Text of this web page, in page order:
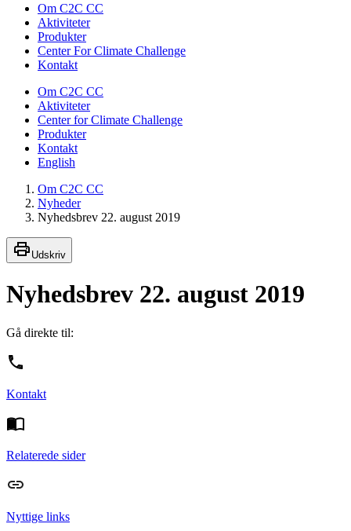
Om C2C CC
Aktiviteter
Produkter
Center For Climate Challenge
Kontakt
Om C2C CC
Aktiviteter
Center for Climate Challenge
Produkter
Kontakt
English
Om C2C CC
Nyheder
Nyhedsbrev 22. august 2019
Udskriv
Nyhedsbrev 22. august 2019
Gå direkte til:
Kontakt
Relaterede sider
Nyttige links